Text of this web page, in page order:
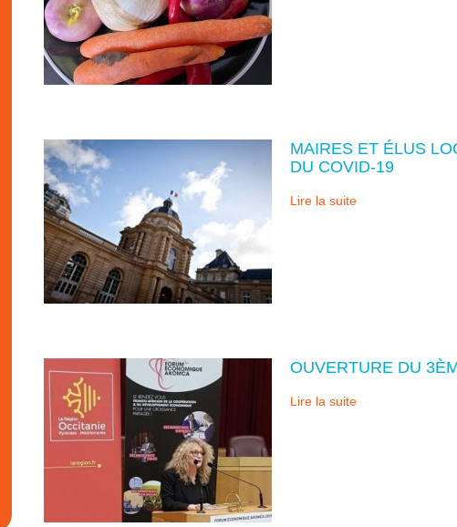
MAIRES ET ÉLUS
DU COVID-19
Lire la suite
OUVERTURE DU
Lire la suite